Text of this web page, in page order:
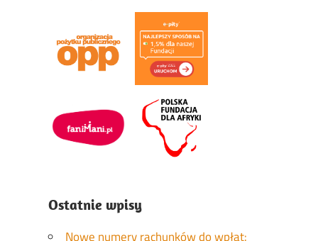
Ostatnie wpisy
Nowe numery rachunków do wpłat: